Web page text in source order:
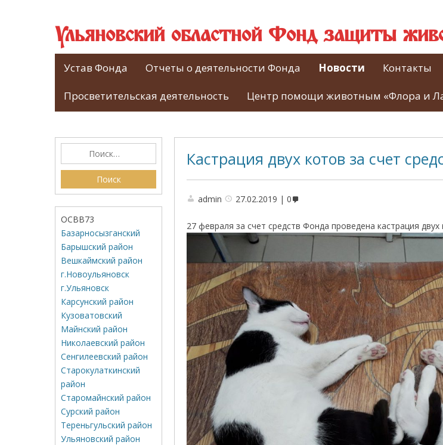
Ульяновский областной Фонд защиты
Устав Фонда Отчеты о деятельности Фонда Новости Контакты
Просветительская деятельность Центр помощи животным «Флора и
Кастрация двух котов за счет
admin 27.02.2019 0
27 февраля за счет средств Фонда проведена кастрация
ОСВВ73
Базарносызганский
Барышский район
Вешкаймский район
г.Новоульяновск
г.Ульяновск
Карсунский район
Кузоватовский
Майнский район
Николаевский район
Сенгилеевский район
Старокулаткинский
район
Старомайнский район
Сурский район
Тереньгульский район
Ульяновский район